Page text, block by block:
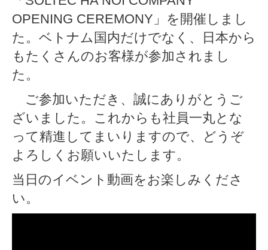
OPENING CEREMONY」を開催しまし
た。ベトナム国内だけでなく、日本から
もたくさんのお客様が参加されまし
た。
ご参加いただき、誠にありがとうご
ざいました。これからも社員一丸とな
って精進してまいりますので、どうぞ
よろしくお願いいたします。
当日のイベント動画をお楽しみくださ
い。